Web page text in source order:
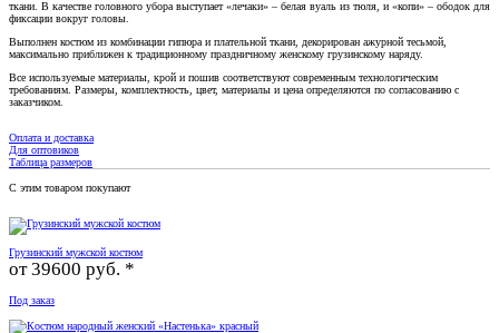
ткани. В качестве головного убора выступает «лечаки» – белая вуаль из тюля, и «копи» – ободок для
фиксации вокруг головы.
Выполнен костюм из комбинации гипюра и плательной ткани, декорирован ажурной тесьмой,
максимально приближен к традиционному праздничному женскому грузинскому наряду.
Все используемые материалы, крой и пошив соответствуют современным технологическим
требованиям. Размеры, комплектность, цвет, материалы и цена определяются по согласованию с
заказчиком.
Оплата и доставка
Для оптовиков
Таблица размеров
С этим товаром покупают
Грузинский мужской костюм
от39600 руб. *
Под заказ